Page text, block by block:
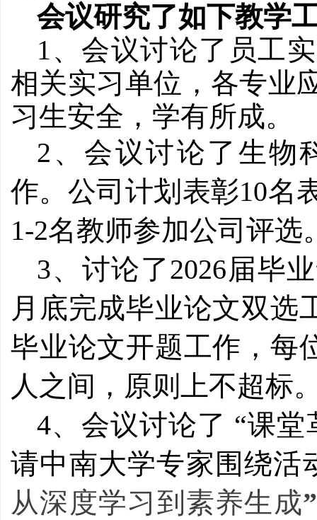
会议研究了如下教学
1、会议讨论了员工
相关实习单位，各专业
习生安全，学有所成。
2、会议讨论了生物
作。公司计划表彰10名
1-2名教师参加公司评选
3、讨论了2026届毕
月底完成毕业论文双选
毕业论文开题工作，每
人之间，原则上不超标
4、会议讨论了 “课
请中南大学专家围绕活
从深度学习到素养生成”